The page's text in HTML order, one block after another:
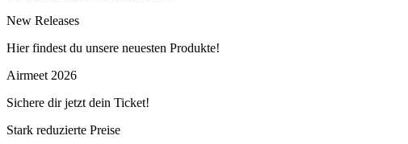
New Releases
Hier findest du unsere neuesten Produkte!
Airmeet 2026
Sichere dir jetzt dein Ticket!
Stark reduzierte Preise